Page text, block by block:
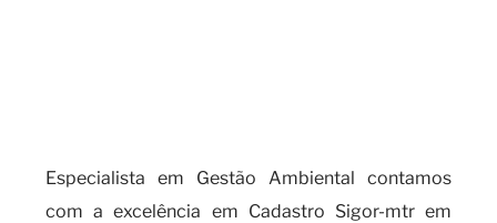
Especialista em Gestão Ambiental contamos
com a excelência em Cadastro Sigor-mtr em